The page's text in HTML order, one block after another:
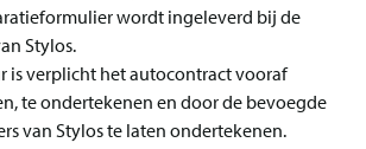
wordt ingeleverd bij de
Stylos.
is verplicht het autocontract vooraf
te ondertekenen en door de bevoegde
van Stylos te laten ondertekenen.